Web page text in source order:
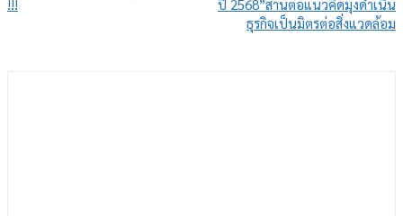
!!!
ปี 2568”สานต่อแนวคิดมุ่งดำเนิน
ธุรกิจเป็นมิตรต่อสิ่งแวดล้อม